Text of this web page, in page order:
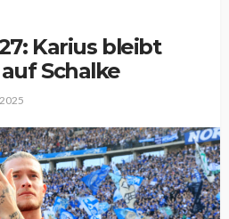
Karius bleibt
Schalke